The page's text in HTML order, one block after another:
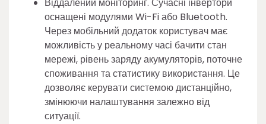
оснащені модулями Wi-Fi або Bluetooth.
Через мобільний додаток користувач має
можливість у реальному часі бачити стан
мережі, рівень заряду акумуляторів, поточне
споживання та статистику використання. Це
дозволяє керувати системою дистанційно,
змінюючи налаштування залежно від
ситуації.